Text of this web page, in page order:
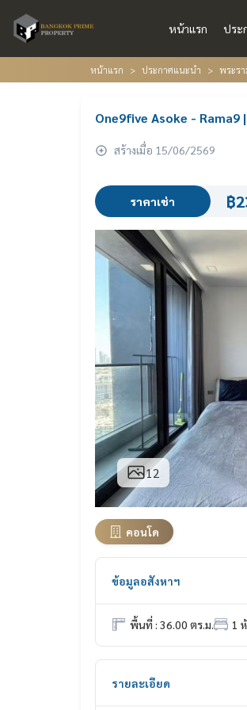
หน้าแรก ประ
หน้าแรก ประกาศแนะนำ พระร
One9five Asoke - Rama9
สร้างเมื่อ 15/06/2569
ราคาเช่า ฿
12
คอนโด
ข้อมูลอสังหาฯ
พื้นที่ : 36.00 ตร.ม. 1
รายละเอียด